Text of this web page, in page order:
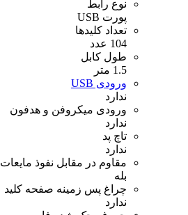
نوع رابط
پورت USB
تعداد کلیدها
104 عدد
طول کابل
1.5 متر
ورودی USB
ندارد
ورودی میکروفن و هدفون
ندارد
تاچ پد
ندارد
مقاوم در مقابل نفوذ مایعات
بله
چراغ‌ پس زمینه صفحه کلید
ندارد